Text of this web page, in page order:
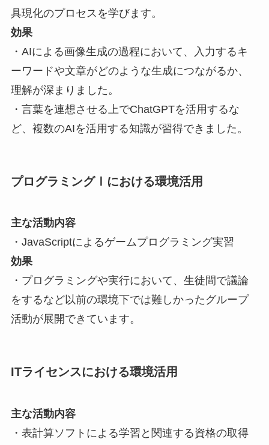
具現化のプロセスを学びます。
効果
・AIによる画像生成の過程において、入力するキ
ーワードや文章がどのような生成につながるか、
理解が深まりました。
・言葉を連想させる上でChatGPTを活用するな
ど、複数のAIを活用する知識が習得できました。
プログラミングⅠにおける環境活用
主な活動内容
・JavaScriptによるゲームプログラミング実習
効果
・プログラミングや実行において、生徒間で議論
をするなど以前の環境下では難しかったグループ
活動が展開できています。
ITライセンスにおける環境活用
主な活動内容
・表計算ソフトによる学習と関連する資格の取得